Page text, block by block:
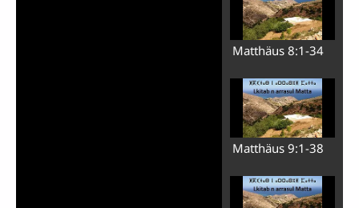
Matthäus 8:1-34
Matthäus 9:1-38